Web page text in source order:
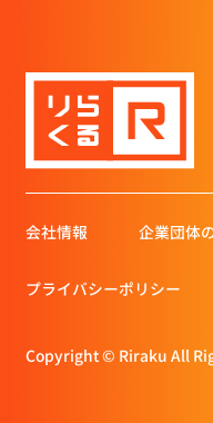
会社情報 企業団体
プライバシーポリシー
Copyright © Riraku All